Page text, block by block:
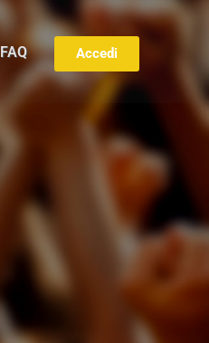
FAQ Accedi